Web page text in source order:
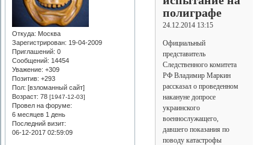
Откуда: Москва
Зарегистрирован: 19-04-2009
Приглашений: 0
Сообщений: 14454
Уважение: +309
Позитив: +293
Пол: [взломанный сайт]
Возраст: 78[1947-12-03]
Провел на форуме:
6 месяцев 1 день
Последний визит:
06-12-2017 02:59:09
полиграфе
24.12.2014 13:15
Официальный
представитель
Следственного комитета
РФ Владимир Маркин
рассказал о проведенном
накануне допросе
украинского
военнослужащего,
давшего показания по
поводу катастрофы